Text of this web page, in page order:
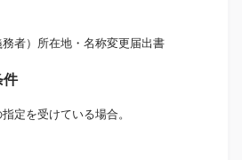
者）所在地・名称変更届出書
件
定を受けている場合。